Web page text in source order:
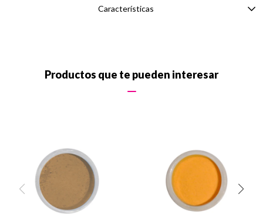
Características
Productos que te pueden interesar